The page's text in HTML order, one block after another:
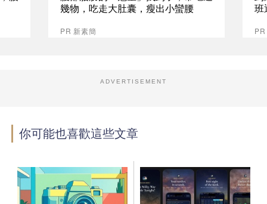
幾物，吃走大肚囊，瘦出小蠻腰
PR 新素簡
班
ADVERTISEMENT
你可能也喜歡這些文章